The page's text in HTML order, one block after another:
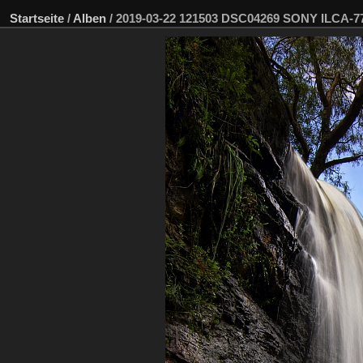
Startseite / Alben / 2019-03-22 121503 DSC04269 SONY ILCA-